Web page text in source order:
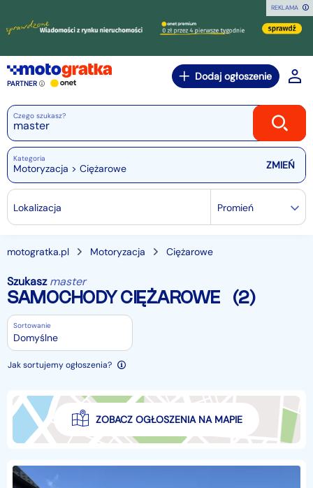
REKLAMA
PARTNER
Dodaj ogłoszenie
Czego szukasz?
Kategoria
Motoryzacja > Ciężarowe
Lokalizacja Promień
motogratka.pl Motoryzacja Ciężarowe
Szukasz master
SAMOCHODY CIĘŻAROWE (2)
Sortowanie
Domyślne
Jak sortujemy ogłoszenia?
ZOBACZ OGŁOSZENIA NA MAPIE